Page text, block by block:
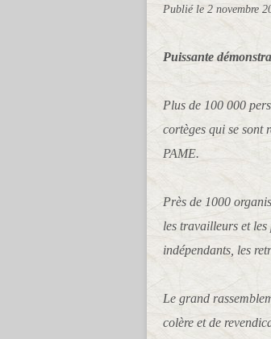
Publié le 2 novembre
Puissante
Plus de 100 000
cortèges qui se sont
PAME.
Près de 1000
les travailleurs et les
indépendants, les
Le grand
colère et de